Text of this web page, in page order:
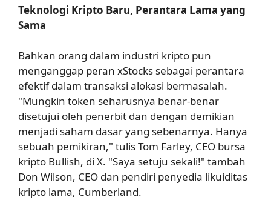
Teknologi Kripto Baru, Perantara Lama yang
Sama
Bahkan orang dalam industri kripto pun
menganggap peran xStocks sebagai perantara
efektif dalam transaksi alokasi bermasalah.
"Mungkin token seharusnya benar-benar
disetujui oleh penerbit dan dengan demikian
menjadi saham dasar yang sebenarnya. Hanya
sebuah pemikiran," tulis Tom Farley, CEO bursa
kripto Bullish, di X. "Saya setuju sekali!" tambah
Don Wilson, CEO dan pendiri penyedia likuiditas
kripto lama, Cumberland.